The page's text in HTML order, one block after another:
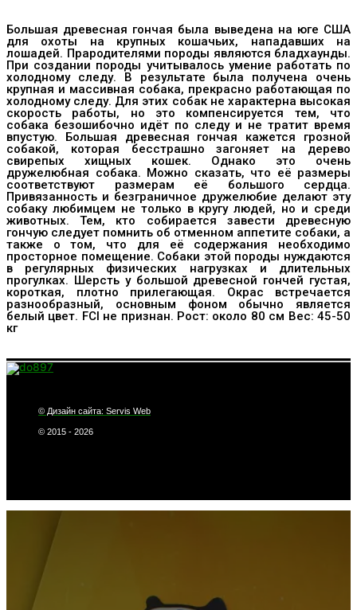
Большая древесная гончая была выведена на юге США
для охоты на крупных кошачьих, нападавших на
лошадей. Прародителями породы являются бладхаунды.
При создании породы учитывалось умение работать по
холодному следу. В результате была получена очень
крупная и массивная собака, прекрасно работающая по
холодному следу. Для этих собак не характерна высокая
скорость работы, но это компенсируется тем, что
собака безошибочно идёт по следу и не тратит время
впустую. Большая древесная гончая кажется грозной
собакой, которая бесстрашно загоняет на дерево
свирепых хищных кошек. Однако это очень
дружелюбная собака. Можно сказать, что её размеры
соответствуют размерам её большого сердца.
Привязанность и безграничное дружелюбие делают эту
собаку любимцем не только в кругу людей, но и среди
животных. Тем, кто собирается завести древесную
гончую следует помнить об отменном аппетите собаки, а
также о том, что для её содержания необходимо
просторное помещение. Собаки этой породы нуждаются
в регулярных физических нагрузках и длительных
прогулках. Шерсть у большой древесной гончей густая,
короткая, плотно прилегающая. Окрас встречается
разнообразный, основным фоном обычно является
белый цвет. FCI не признан. Рост: около 80 см Вес: 45-50
кг
© Дизайн сайта: Servis Web
© 2015 - 2026